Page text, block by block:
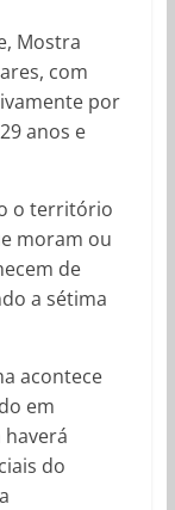
Mostra
com
por
anos e
o território
moram ou
de
a sétima
acontece
em
do